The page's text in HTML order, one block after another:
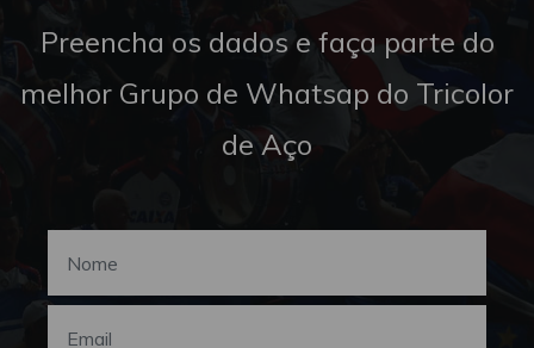
Preencha os dados e faça parte do
melhor Grupo de Whatsap do Tricolor
de Aço